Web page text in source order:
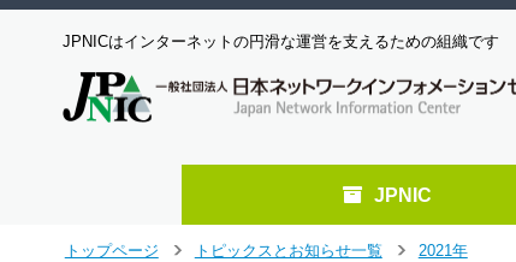
JPNICはインターネットの円滑な運営を支えるための組織です
JPNIC
トップページ
トピックスとお知らせ一覧
2021年